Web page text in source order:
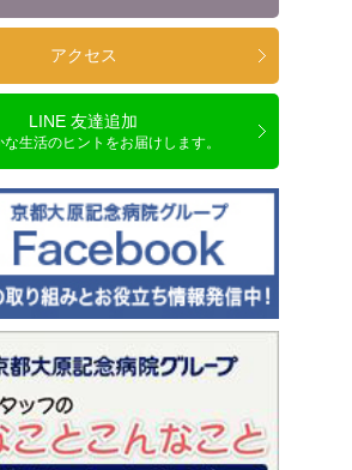
アクセス
LINE 友達追加
生活のヒントをお届けします。